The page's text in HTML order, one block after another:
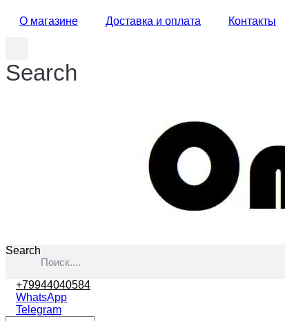
О магазине Доставка и оплата Контакты
Search
Search
+79944040584
WhatsApp
Telegram